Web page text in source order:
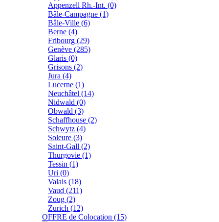
Appenzell Rh.-Int. (0)
Bâle-Campagne (1)
Bâle-Ville (6)
Berne (4)
Fribourg (29)
Genève (285)
Glaris (0)
Grisons (2)
Jura (4)
Lucerne (1)
Neuchâtel (14)
Nidwald (0)
Obwald (3)
Schaffhouse (2)
Schwytz (4)
Soleure (3)
Saint-Gall (2)
Thurgovie (1)
Tessin (1)
Uri (0)
Valais (18)
Vaud (211)
Zoug (2)
Zurich (12)
OFFRE de Colocation (15)